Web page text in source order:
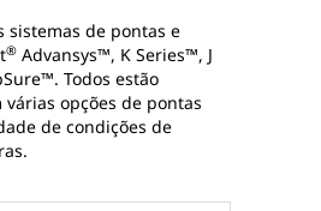
sistemas de pontas e
® Advansys™, K Series™, J
Todos estão
opções de pontas
de condições de